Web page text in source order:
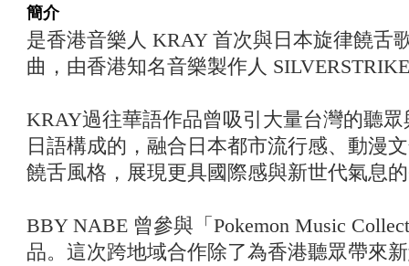
簡介
是香港音樂人 KRAY 首次與日本旋律饒舌
曲，由香港知名音樂製作人
KRAY過往華語作品曾吸引大量台灣的聽
日語構成的 ，融合日本都市流行感、動漫
饒舌風格，展現更具國際感與新世代氣息
BBY NABE 曾參與「Pokemon Music
品。這次跨地域合作除了為香港聽眾帶來